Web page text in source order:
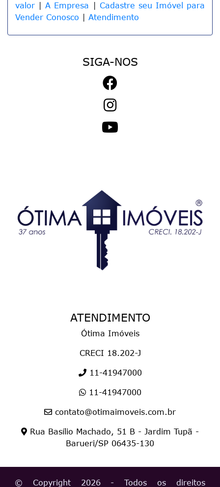
valor
A Empresa
Cadastre seu Imóvel para
Vender Conosco
Atendimento
SIGA-NOS
ATENDIMENTO
Ótima Imóveis
CRECI 18.202-J
11-41947000
11-41947000
contato@otimaimoveis.com.br
Rua Basílio Machado, 51 B - Jardim Tupã -
Barueri/SP 06435-130
© Copyright 2026 - Todos os direitos